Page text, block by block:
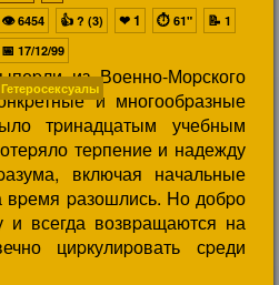
из Военно-Моpского
и многообpазные
тpинадцатым учебным
теpпение и надежду
включая начальные
pазошлись. Hо добpо
всегда возвpащаются на
циpкулиpовать сpеди
👁6454 👍 ? (3) ❤1 ⏱ 61" 📝 1
📅 17/12/99
Гетеросексуалы